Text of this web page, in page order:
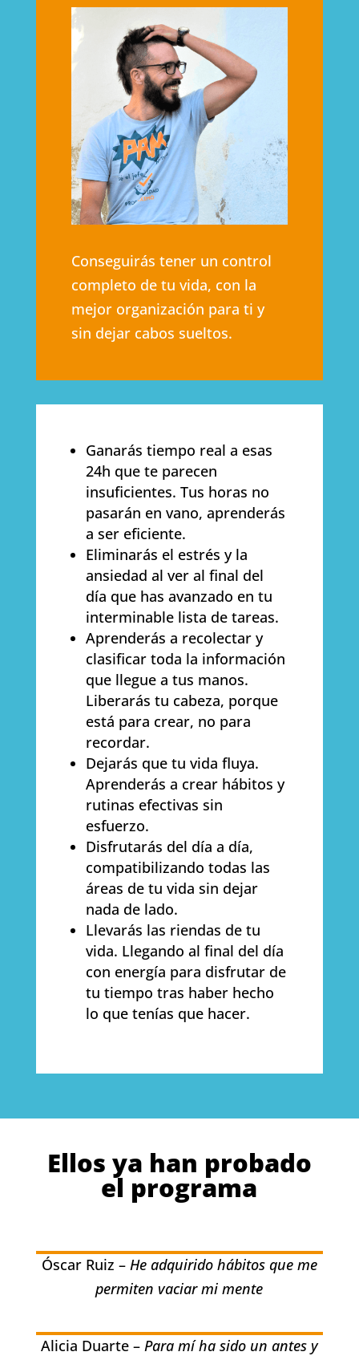
Conseguirás tener un control
completo de tu vida, con la
mejor organización para ti y
sin dejar cabos sueltos.
Ganarás tiempo real a esas
24h que te parecen
insuficientes. Tus horas no
pasarán en vano, aprenderás
a ser eficiente.
Eliminarás el estrés y la
ansiedad al ver al final del
día que has avanzado en tu
interminable lista de tareas.
Aprenderás a recolectar y
clasificar toda la información
que llegue a tus manos.
Liberarás tu cabeza, porque
está para crear, no para
recordar.
Dejarás que tu vida fluya.
Aprenderás a crear hábitos y
rutinas efectivas sin
esfuerzo.
Disfrutarás del día a día,
compatibilizando todas las
áreas de tu vida sin dejar
nada de lado.
Llevarás las riendas de tu
vida. Llegando al final del día
con energía para disfrutar de
tu tiempo tras haber hecho
lo que tenías que hacer.
Ellos ya han probado
el programa
Óscar Ruiz – He adquirido hábitos que me
permiten vaciar mi mente
Alicia Duarte – Para mí ha sido un antes y